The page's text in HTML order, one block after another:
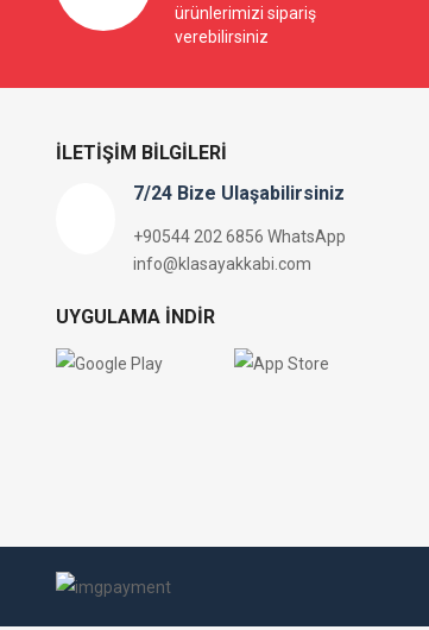
ürünlerimizi sipariş
verebilirsiniz
İLETIŞIM BILGILERI
7/24 Bize Ulaşabilirsiniz
+90544 202 6856 WhatsApp
info@klasayakkabi.com
UYGULAMA İNDIR